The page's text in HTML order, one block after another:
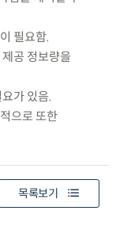
필요함.
공 정보량을
가 있음.
으로 또한
목록보기